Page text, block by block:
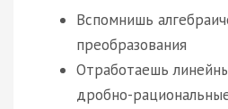
Вспомнишь
преобразования
Отработаешь
дробно-